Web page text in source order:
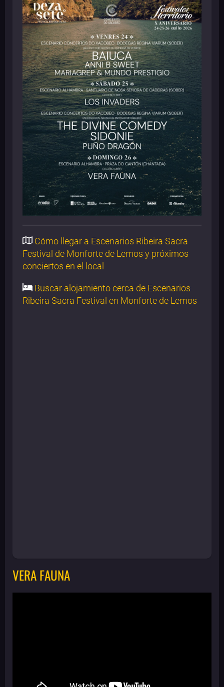
Cómo llegar a Escenarios Ribeira Sacra
Festival de Monforte de Lemos y próximos
conciertos en el local
Buscar alojamiento cerca de Escenarios
Ribeira Sacra Festival en Monforte de Lemos
VERA FAUNA